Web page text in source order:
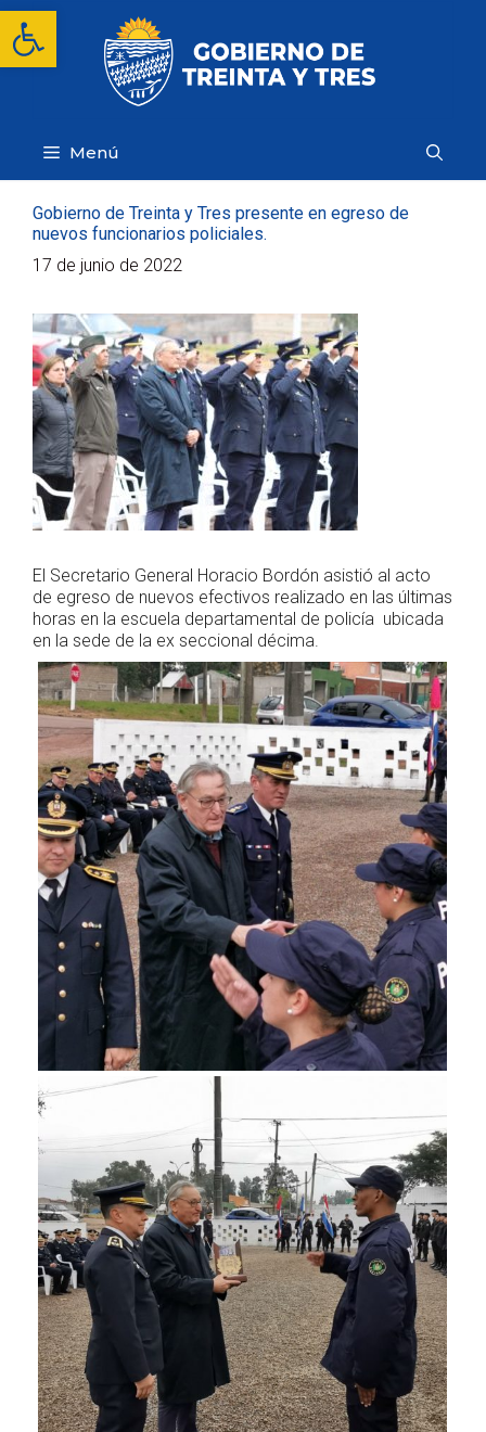
Abrir barra de herramientas
Saltar
contenido
Menú
Gobierno de Treinta y Tres presente en egreso de
nuevos funcionarios policiales.
17 de junio de 2022
El Secretario General Horacio Bordón asistió al acto
de egreso de nuevos efectivos realizado en las últimas
horas en la escuela departamental de policía ubicada
en la sede de la ex seccional décima.